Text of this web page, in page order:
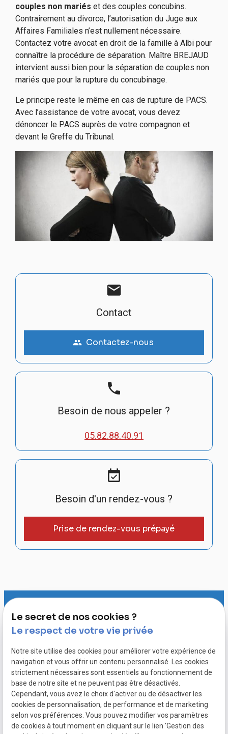
couples non mariés et des couples concubins.
Contrairement au divorce, l’autorisation du Juge aux
Affaires Familiales n’est nullement nécessaire.
Contactez votre avocat en droit de la famille à Albi pour
connaître la procédure de séparation. Maître BREJAUD
intervient aussi bien pour la séparation de couples non
mariés que pour la rupture du concubinage.
Le principe reste le même en cas de rupture de PACS.
Avec l’assistance de votre avocat, vous devez
dénoncer le PACS auprès de votre compagnon et
devant le Greffe du Tribunal.
mail
Contact
people Contactez-nous
phone
Besoin de nous appeler ?
05.82.88.40.91
event_available
Besoin d'un rendez-vous ?
Prise de rendez-vous prépayé
05.82.88.40.91
Mentions légales
Politique de confidentialité
Le secret de nos cookies ?
Le respect de votre vie privée
Notre site utilise des cookies pour améliorer votre expérience de
navigation et vous offrir un contenu personnalisé. Les cookies
strictement nécessaires sont essentiels au fonctionnement de
base de notre site et ne peuvent pas être désactivés.
Cependant, vous avez le choix d'activer ou de désactiver les
cookies de personnalisation, de performance et de marketing
selon vos préférences. Vous pouvez modifier vos paramètres
de cookies à tout moment en cliquant sur le lien 'Gestion des